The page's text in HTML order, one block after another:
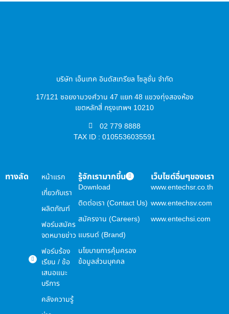
บริษัท เอ็นเทค อินดัสเทรียล โซลูชั่น จำกัด
17/121 ซอยงามวงศ์วาน 47 แยก 48 แขวงทุ่งสองห้อง
เขตหลักสี่ กรุงเทพฯ 10210
02 779 8888
TAX ID : 0105536035591
ทางลัด
หน้าแรก
เกี่ยวกับเรา
ผลิตภัณฑ์
ฟอร์มสมัคร
จดหมายข่าว
ฟอร์มร้อง
เรียน / ข้อ
เสนอแนะ
บริการ
คลังความรู้
รู้จักเรามากขึ้น
Download
ติดต่อเรา (Contact Us)
สมัครงาน (Careers)
แบรนด์ (Brand)
นโยบายการคุ้มครอง
ข้อมูลส่วนบุคคล
เว็บไซต์อื่นๆของเรา
www.entechsr.co.th
www.entechsv.com
www.entechsi.com